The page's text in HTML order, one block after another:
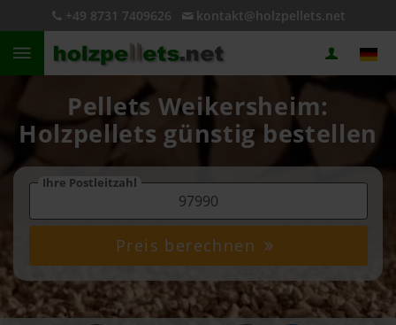
+49 8731 7409626 kontakt@holzpellets.net
Pellets Weikersheim:
Holzpellets günstig bestellen
Ihre Postleitzahl
Preis berechnen